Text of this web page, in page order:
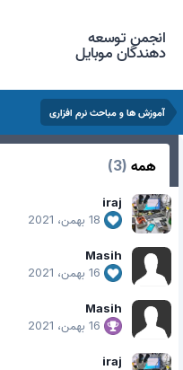
انجمن توسعه
دهندگان موبایل
آموزش ها و مباحث نرم افزاری
همه (3)
iraj
18 بهمن، 2021
Masih
16 بهمن، 2021
Masih
16 بهمن، 2021
iraj